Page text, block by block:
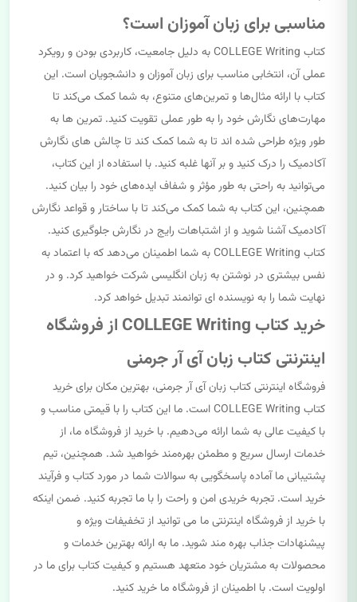
مناسبی برای زبان آموزان است؟
کتاب COLLEGE Writing به دلیل جامعیت، کاربردی بودن و رویکرد
عملی آن، انتخابی مناسب برای زبان آموزان و دانشجویان است. این
کتاب با ارائه مثال‌ها و تمرین‌های متنوع، به شما کمک می‌کند تا
مهارت‌های نگارش خود را به طور عملی تقویت کنید. تمرین ها به
طور ویژه طراحی شده اند تا به شما کمک کند تا چالش های نگارش
آکادمیک را درک کنید و بر آنها غلبه کنید. با استفاده از این کتاب،
می‌توانید به راحتی به طور مؤثر و شفاف ایده‌های خود را بیان کنید.
همچنین، این کتاب به شما کمک می‌کند تا با ساختار و قواعد نگارش
آکادمیک آشنا شوید و از اشتباهات رایج در نگارش جلوگیری کنید.
کتاب COLLEGE Writing به شما اطمینان می‌دهد که با اعتماد به
نفس بیشتری در نوشتن به زبان انگلیسی شرکت خواهید کرد. و در
نهایت شما را به نویسنده ای توانمند تبدیل خواهد کرد.
خرید کتاب COLLEGE Writing از فروشگاه
اینترنتی کتاب زبان آی آر جرمنی
فروشگاه اینترنتی کتاب زبان آی آر جرمنی، بهترین مکان برای خرید
کتاب COLLEGE Writing است. ما این کتاب را با قیمتی مناسب و
با کیفیت عالی به شما ارائه می‌دهیم. با خرید از فروشگاه ما، از
خدمات ارسال سریع و مطمئن بهره‌مند خواهید شد. همچنین، تیم
پشتیبانی ما آماده پاسخگویی به سوالات شما در مورد کتاب و فرآیند
خرید است. تجربه خریدی امن و راحت را با ما تجربه کنید. ضمن اینکه
با خرید از فروشگاه اینترنتی ما می توانید از تخفیفات ویژه و
پیشنهادات جذاب بهره مند شوید. ما به ارائه بهترین خدمات و
محصولات به مشتریان خود متعهد هستیم و کیفیت کتاب برای ما در
اولویت است. با اطمینان از فروشگاه ما خرید کنید.